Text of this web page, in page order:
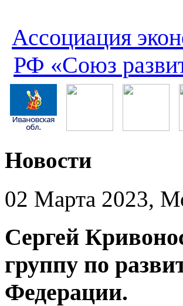
Ассоциация
РФ «Союз
Новости
02 Марта 2023,
Сергей
группу по
Федерации.